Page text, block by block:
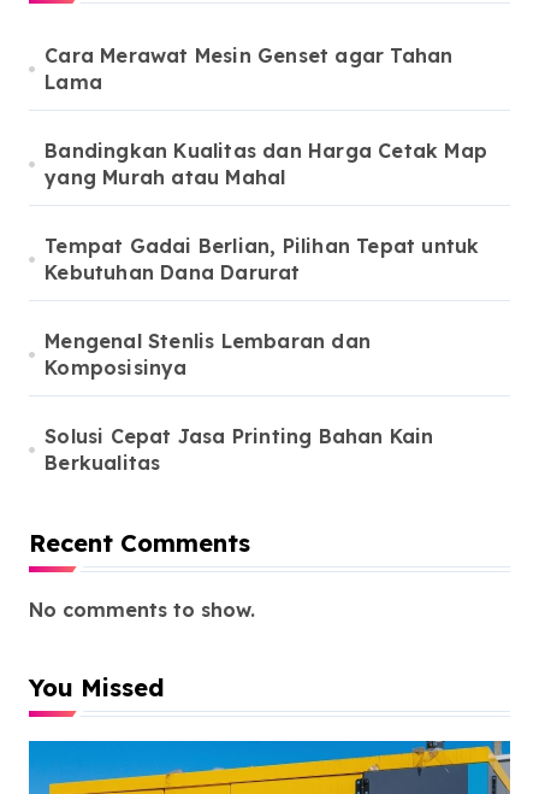
Cara Merawat Mesin Genset agar Tahan
Lama
Bandingkan Kualitas dan Harga Cetak Map
yang Murah atau Mahal
Tempat Gadai Berlian, Pilihan Tepat untuk
Kebutuhan Dana Darurat
Mengenal Stenlis Lembaran dan
Komposisinya
Solusi Cepat Jasa Printing Bahan Kain
Berkualitas
Recent Comments
No comments to show.
You Missed